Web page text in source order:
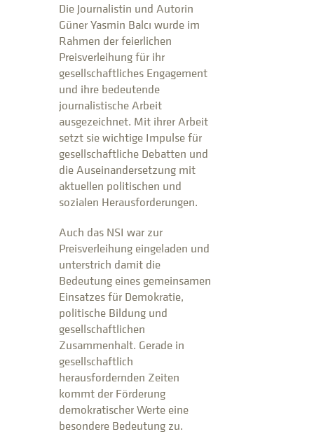
Die Journalistin und Autorin
Güner Yasmin Balcı wurde im
Rahmen der feierlichen
Preisverleihung für ihr
gesellschaftliches Engagement
und ihre bedeutende
journalistische Arbeit
ausgezeichnet. Mit ihrer Arbeit
setzt sie wichtige Impulse für
gesellschaftliche Debatten und
die Auseinandersetzung mit
aktuellen politischen und
sozialen Herausforderungen.
Auch das NSI war zur
Preisverleihung eingeladen und
unterstrich damit die
Bedeutung eines gemeinsamen
Einsatzes für Demokratie,
politische Bildung und
gesellschaftlichen
Zusammenhalt. Gerade in
gesellschaftlich
herausfordernden Zeiten
kommt der Förderung
demokratischer Werte eine
besondere Bedeutung zu.